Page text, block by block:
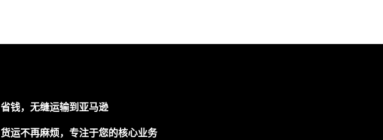
省钱，无缝运输到亚马逊
货运不再麻烦，专注于您的核心业务